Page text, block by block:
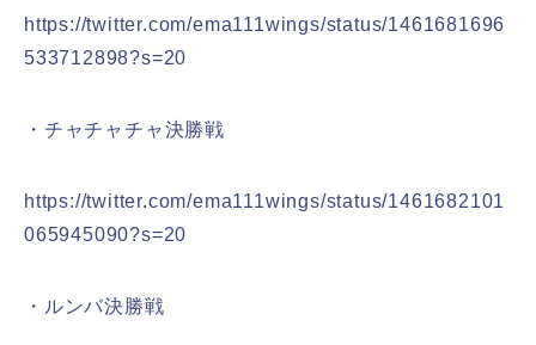
https://twitter.com/ema111wings/status/1461681696
533712898?s=20
・チャチャチャ決勝戦
https://twitter.com/ema111wings/status/1461682101
065945090?s=20
・ルンバ決勝戦